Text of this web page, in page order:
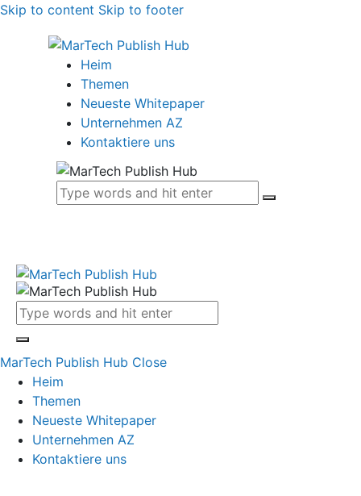
Skip to content Skip to footer
Heim
Themen
Neueste Whitepaper
Unternehmen AZ
Kontaktiere uns
MarTech Publish Hub Close
Heim
Themen
Neueste Whitepaper
Unternehmen AZ
Kontaktiere uns